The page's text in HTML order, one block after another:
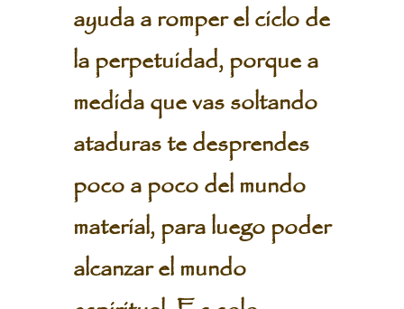
ayuda a romper el ciclo de
la perpetuidad, porque a
medida que vas soltando
ataduras te desprendes
poco a poco del mundo
material, para luego poder
alcanzar el mundo